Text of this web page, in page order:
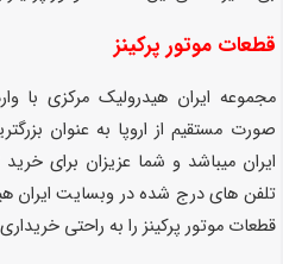
قطعات موتور پرکینز
مجموعه ایران هیدرولیک مرکزی با
صورت مستقیم از اروپا به عنوان
ایران میباشد و شما عزیزان برای خرید
تلفن های درج شده در وبسایت ایران
قطعات موتور پرکینز را به راحتی